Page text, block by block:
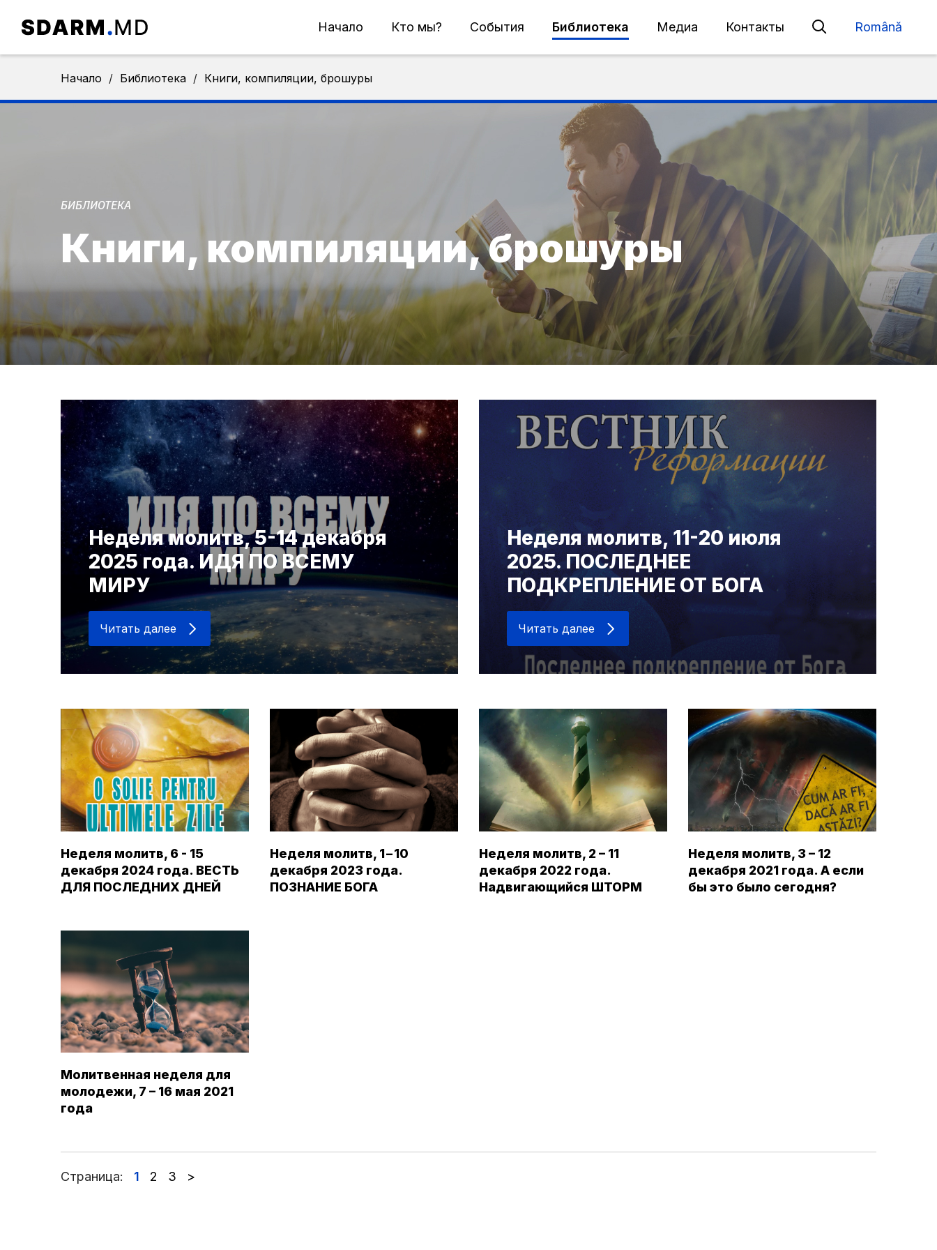
Начало Кто мы? События Библиотека Медиа Контакты Română
Начало / Библиотека / Книги, компиляции, брошуры
БИБЛИОТЕКА
Книги, компиляции, брошуры
Неделя молитв, 5-14 декабря
2025 года. ИДЯ ПО ВСЕМУ
МИРУ
Читать далее
Неделя молитв, 11-20 июля
2025. ПОСЛЕДНЕЕ
ПОДКРЕПЛЕНИЕ ОТ БОГА
Читать далее
Неделя молитв, 6 - 15
декабря 2024 года. ВЕСТЬ
ДЛЯ ПОСЛЕДНИХ ДНЕЙ
Неделя молитв, 1 – 10
декабря 2023 года.
ПОЗНАНИЕ БОГА
Неделя молитв, 2 – 11
декабря 2022 года.
Надвигающийся ШТОРМ
Неделя молитв, 3 – 12
декабря 2021 года. А если
бы это было сегодня?
Молитвенная неделя для
молодежи, 7 – 16 мая 2021
года
Страница: 1 2 3 >